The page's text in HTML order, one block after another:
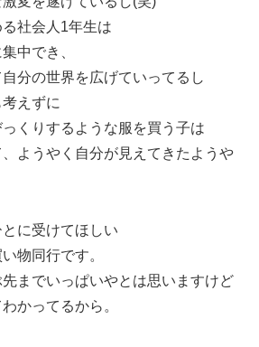
社会人1年生は
中でき、
分の世界を広げていってるし
えずに
くりするような服を買う子は
ようやく自分が見えてきたようや
に受けてほしい
物同行です。
までいっぱいやとは思いますけど
かってるから。